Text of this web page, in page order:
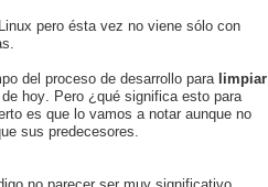
pero ésta vez no viene sólo con
del proceso de desarrollo para limpiar
hoy. Pero ¿qué significa esto para
es que lo vamos a notar aunque no
sus predecesores.
no parecer ser muy significativo,